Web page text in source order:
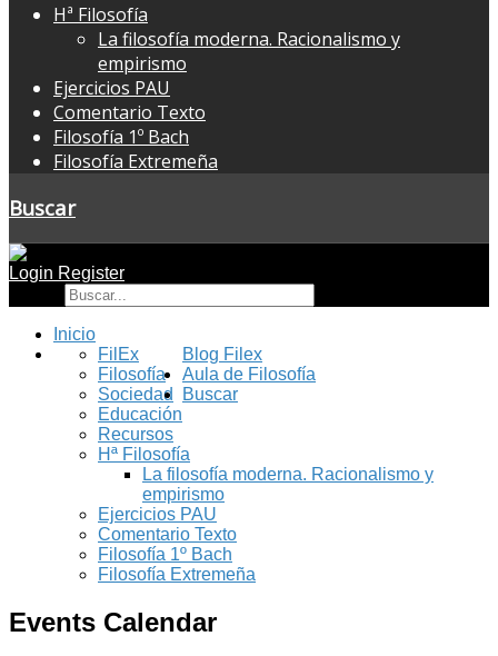
Hª Filosofía
La filosofía moderna. Racionalismo y
empirismo
Ejercicios PAU
Comentario Texto
Filosofía 1º Bach
Filosofía Extremeña
Buscar
Login Register
Inicio
Blog Filex
FilEx
Filosofía
Sociedad
Educación
Recursos
Aula de Filosofía
Hª Filosofía
La filosofía moderna. Racionalismo y
empirismo
Ejercicios PAU
Comentario Texto
Filosofía 1º Bach
Filosofía Extremeña
Buscar
Events Calendar